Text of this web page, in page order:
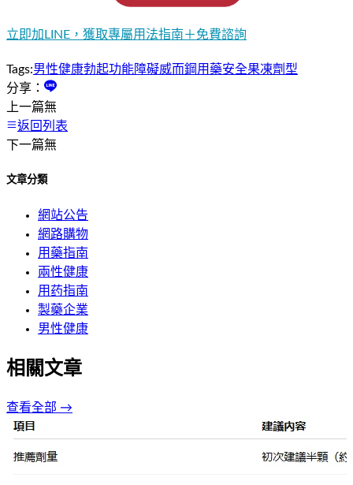
立即加LINE，獲取專屬用法指南＋免費諮詢
Tags:男性健康勃起功能障礙威而鋼用藥安全果凍劑型
分享：
上一篇無
返回列表
下一篇無
文章分類
網站公告
網路購物
用藥指南
兩性健康
用药指南
製藥企業
男性健康
相關文章
查看全部 →